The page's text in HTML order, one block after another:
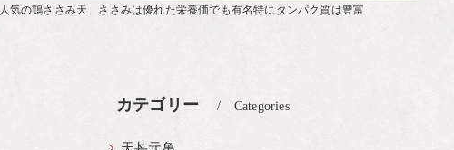
人気の鶏ささみ天 ささみは優れた栄養価でも有名特にタンパク質は豊富
カテゴリー Categories